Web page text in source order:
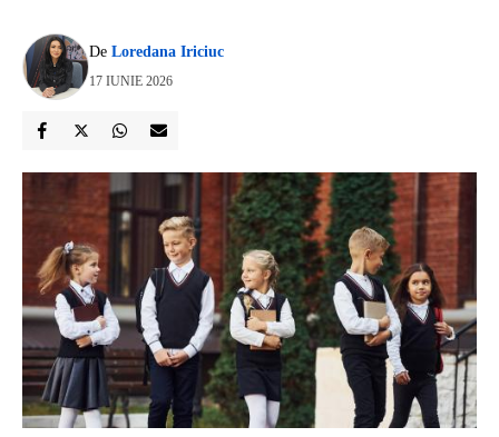
De Loredana Iriciuc
17 IUNIE 2026